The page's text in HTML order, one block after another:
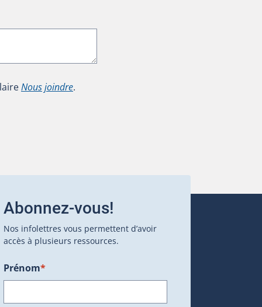
Nous joindre.
Abonnez-vous!
Nos infolettres vous permettent d’avoir
accès à plusieurs ressources.
Prénom*